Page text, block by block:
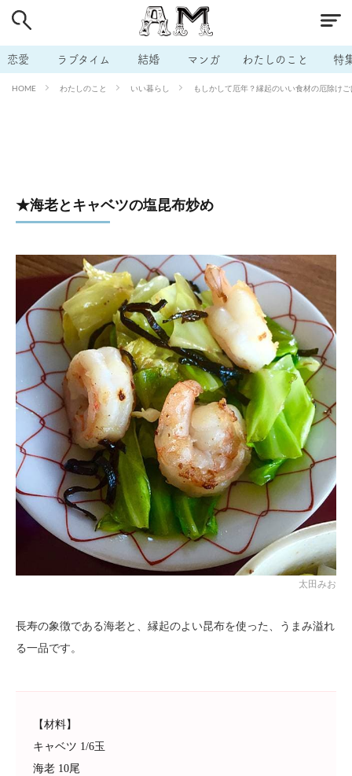
恋愛 ラブタイム 結婚 マンガ わたしのこと 特
HOME わたしのこと いい暮らし もしかして厄年？縁起のいい食材の厄除け
★海老とキャベツの塩昆布炒め
太田みお
長寿の象徴である海老と、縁起のよい昆布を使った、うまみ溢れ
る一品です。
【材料】
キャベツ 1/6玉
海老 10尾
# 男の本音 # セフレ
# 不倫 # 出会う方法 # マッチングアプリ
# ラブグッズ # 体の相性 # イケない